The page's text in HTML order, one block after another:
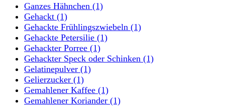
Ganzes Hähnchen (1)
Gehackt (1)
Gehackte Frühlingszwiebeln (1)
Gehackte Petersilie (1)
Gehackter Porree (1)
Gehackter Speck oder Schinken (1)
Gelatinepulver (1)
Gelierzucker (1)
Gemahlener Kaffee (1)
Gemahlener Koriander (1)